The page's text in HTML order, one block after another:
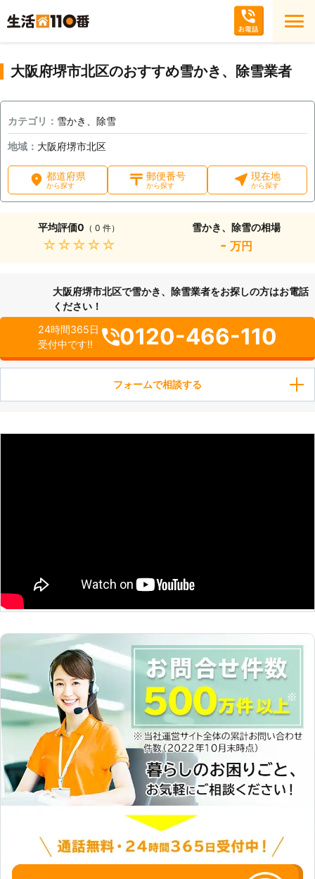
大阪府堺市北区のおすすめ雪かき、除雪業者
カテゴリ： 雪かき、除雪
地域： 大阪府堺市北区
都道府県
から探す
郵便番号
から探す
現在地
から探す
平均評価0 （ 0 件）
★★★★★
雪かき、除雪の相場
- 万円
大阪府堺市北区で雪かき、除雪業者をお探しの方はお電話
ください！
24時間365日
受付中です!!
0120-466-110
フォームで相談する